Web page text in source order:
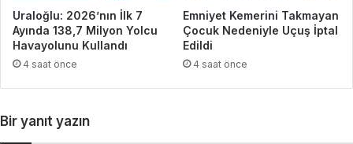
Uraloğlu: 2026’nın İlk 7
Ayında 138,7 Milyon Yolcu
Havayolunu Kullandı
4 saat önce
Emniyet Kemerini Takmayan
Çocuk Nedeniyle Uçuş İptal
Edildi
4 saat önce
Bir yanıt yazın